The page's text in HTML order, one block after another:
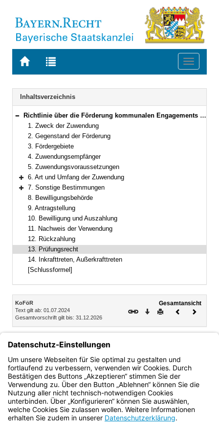
Zur
BAYERN.RECHT
Zur
letzten
Suche
Toggle
Navigation
Inhaltsverzeichnis
Bereich reduzieren
Richtlinie über die Förderung kommunalen Engagements für die ärztliche Versorgung vor Ort
1. Zweck der Zuwendung
2. Gegenstand der Förderung
3. Fördergebiete
4. Zuwendungsempfänger
5. Zuwendungsvoraussetzungen
Bereich erweitern
6. Art und Umfang der Zuwendung
Bereich erweitern
7. Sonstige Bestimmungen
8. Bewilligungsbehörde
9. Antragstellung
10. Bewilligung und Auszahlung
11. Nachweis der Verwendung
12. Rückzahlung
13. Prüfungsrecht
14. Inkrafttreten, Außerkrafttreten
[Schlussformel]
Inhalt
KoFöR
Text gilt ab: 01.07.2024
Gesamtvorschrift gilt bis: 31.12.2026
Gesamtansicht
Download
DruckenVorheriges
Der Bayerische Oberste Rechnungshof ist berechtigt, bei
den Empfängern der Zuwendung Prüfungen im Sinn des Art.
91 BayHO durchzuführen.
Bayern.de
BayernPortal